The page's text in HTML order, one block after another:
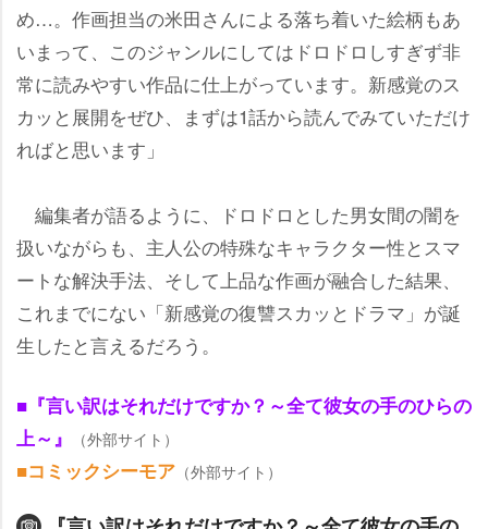
め…。作画担当の米田さんによる落ち着いた絵柄もあ
いまって、このジャンルにしてはドロドロしすぎず非
常に読みやすい作品に仕上がっています。新感覚のス
カッと展開をぜひ、まずは1話から読んでみていただけ
ればと思います」
編集者が語るように、ドロドロとした男女間の闇を
扱いながらも、主人公の特殊なキャラクター性とスマ
ートな解決手法、そして上品な作画が融合した結果、
これまでにない「新感覚の復讐スカッとドラマ」が誕
生したと言えるだろう。
■『言い訳はそれだけですか？～全て彼女の手のひらの
上～』
（外部サイト）
■コミックシーモア （外部サイト）